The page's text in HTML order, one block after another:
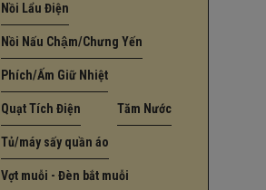
Nồi Lẩu Điện
Nồi Nấu Chậm/Chưng Yến
Phích/Ấm Giữ Nhiệt
Quạt Tích Điện Tăm Nước
Tủ/máy sấy quần áo
Vợt muỗi - Đèn bắt muỗi